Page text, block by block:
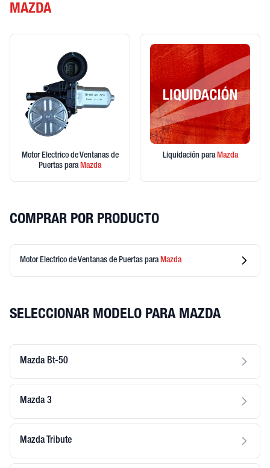
MAZDA
Motor Electrico de Ventanas de
Puertas paraMazda
Liquidación paraMazda
COMPRAR POR PRODUCTO
Motor Electrico de Ventanas de Puertas para Mazda
SELECCIONAR MODELO PARA MAZDA
Mazda Bt-50
Mazda 3
Mazda Tribute